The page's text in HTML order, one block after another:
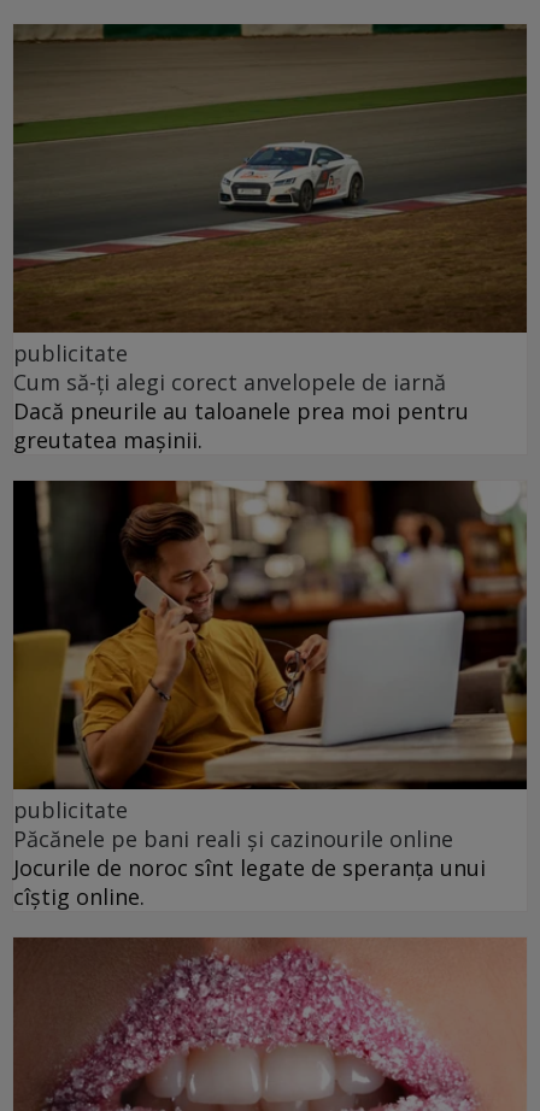
publicitate
Cum să-ți alegi corect anvelopele de iarnă
Dacă pneurile au taloanele prea moi pentru
greutatea mașinii.
publicitate
Păcănele pe bani reali și cazinourile online
Jocurile de noroc sînt legate de speranța unui
cîștig online.